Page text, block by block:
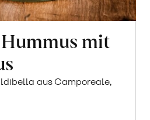
mit
aus Camporeale,